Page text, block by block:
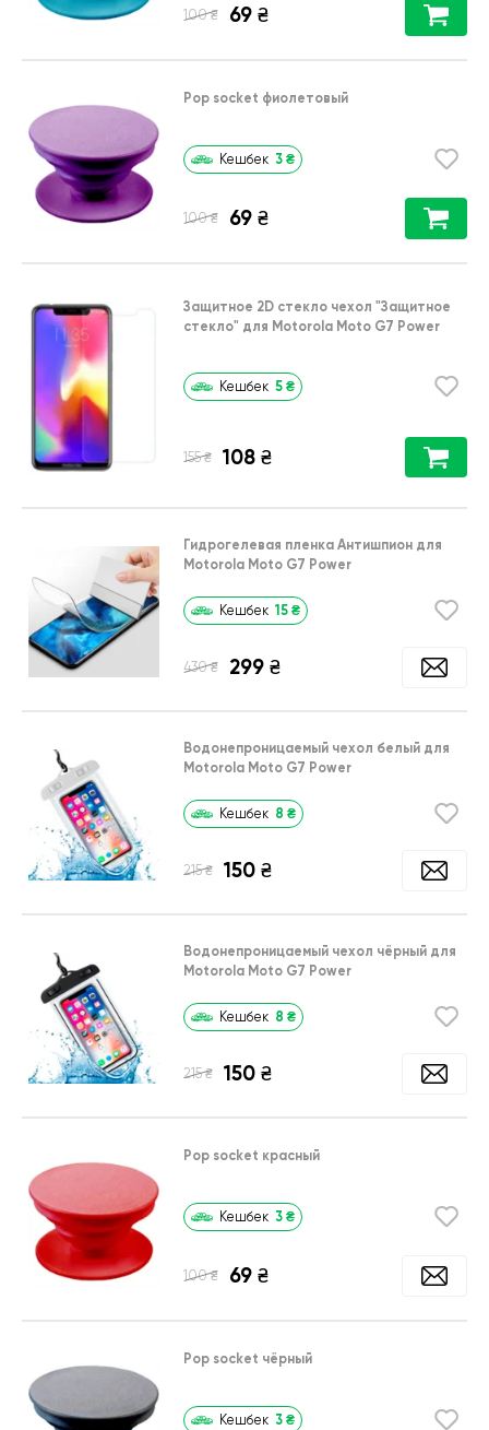
100 ₴ 69 ₴
Pop socket фиолетовый
Кешбек 3 ₴
100 ₴ 69 ₴
Защитное 2D стекло чехол "Защитное
стекло" для Motorola Moto G7 Power
Кешбек 5 ₴
155 ₴ 108 ₴
Гидрогелевая пленка Антишпион для
Motorola Moto G7 Power
Кешбек 15 ₴
430 ₴ 299 ₴
Водонепроницаемый чехол белый для
Motorola Moto G7 Power
Кешбек 8 ₴
215 ₴ 150 ₴
Водонепроницаемый чехол чёрный для
Motorola Moto G7 Power
Кешбек 8 ₴
215 ₴ 150 ₴
Pop socket красный
Кешбек 3 ₴
100 ₴ 69 ₴
Pop socket чёрный
Кешбек 3 ₴